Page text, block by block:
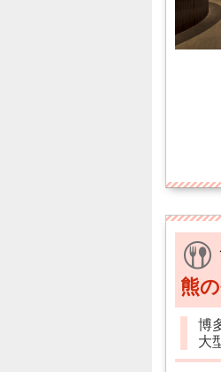
熊
博
大